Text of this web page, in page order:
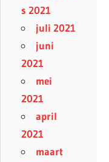
s 2021
juli 2021
juni
2021
mei
2021
april
2021
maart